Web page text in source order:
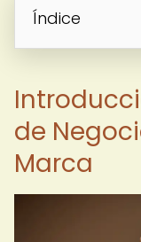
Índice
de
Marca